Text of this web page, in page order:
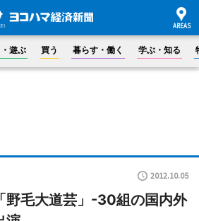
遊ぶ 買う 暮らす・働く 学ぶ・知る
2012.10.05
野毛大道芸」-30組の国内外